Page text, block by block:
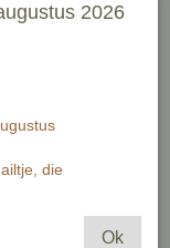
2026
die
Ok